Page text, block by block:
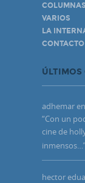
COLUMNAS
VARIOS
LA
CONTACTO
ÚLTIMOS
adhemar en
“Con un
cine de
inmensos…
hector